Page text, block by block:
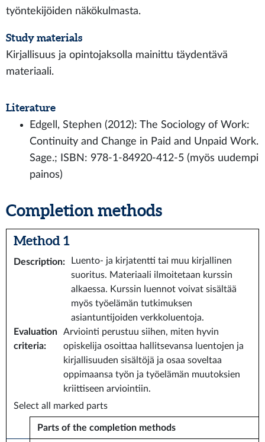
työntekijöiden näkökulmasta.
Study materials
Kirjallisuus ja opintojaksolla mainittu täydentävä
materiaali.
Literature
Edgell, Stephen (2012): The Sociology of Work:
Continuity and Change in Paid and Unpaid Work.
Sage.; ISBN: 978-1-84920-412-5 (myös uudempi
painos)
Completion methods
Method 1
Description:
Luento- ja kirjatentti tai muu kirjallinen
suoritus. Materiaali ilmoitetaan kurssin
alkaessa. Kurssin luennot voivat sisältää
myös työelämän tutkimuksen
asiantuntijoiden verkkoluentoja.
Evaluation
criteria:
Arviointi perustuu siihen, miten hyvin
opiskelija osoittaa hallitsevansa luentojen ja
kirjallisuuden sisältöjä ja osaa soveltaa
oppimaansa työn ja työelämän muutoksien
kriittiseen arviointiin.
Select all marked parts
Parts of the completion methods